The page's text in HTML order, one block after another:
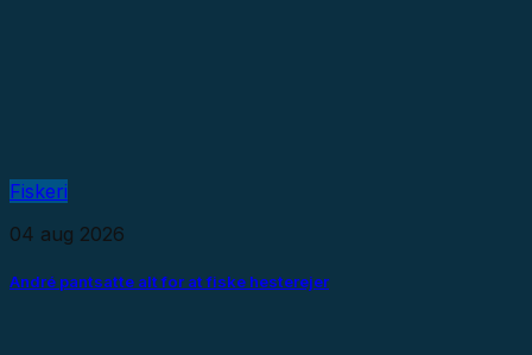
Fiskeri
04 aug 2026
André pantsatte alt for at fiske hesterejer